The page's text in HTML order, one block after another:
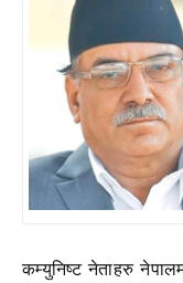
कम्युनिष्ट नेताहरु